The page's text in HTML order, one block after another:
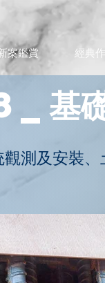
案鑑賞 經典
礎
測及安裝